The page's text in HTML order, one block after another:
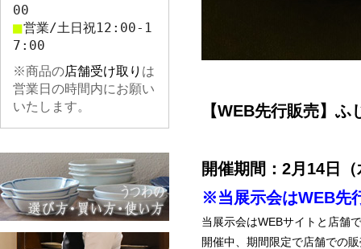
【WEB先行販売】
開催期間：2月14日
※当展示会はWEB先
当展示会はWEBサイトと店舗
開催中、期間限定で店舗での
00
■営業/土日祝12:00-1
7:00
※商品の店舗受け取り は
営業日の時間内にお願い
いたします。